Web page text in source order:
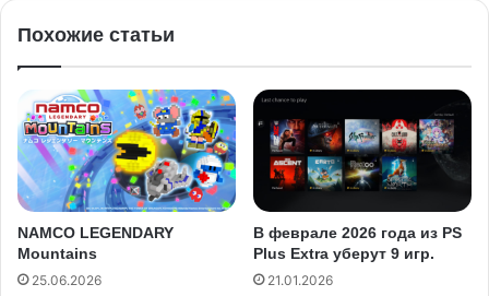
Похожие статьи
NAMCO LEGENDARY
Mountains
25.06.2026
В феврале 2026 года из PS
Plus Extra уберут 9 игр.
21.01.2026